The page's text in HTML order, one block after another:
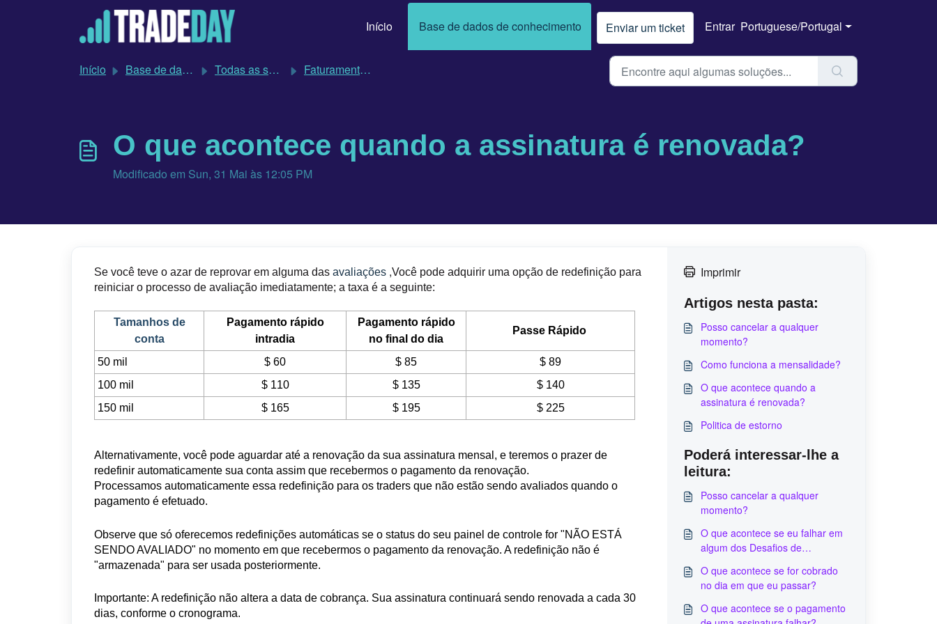
Avançar para o conteúdo principal
Início
Base de dados de conhecimento Enviar um ticket Entrar Portuguese/Portugal
Início Base de dados de conhecimento Todas as suas perguntas do TradeDay respondidas Faturamento e adesão
O que acontece quando a assinatura é renovada?
Modificado em Sun, 31 Mai às 12:05 PM
Se você teve o azar de reprovar em alguma das avaliações ,Você pode adquirir uma opção de redefinição para
reiniciar o processo de avaliação imediatamente; a taxa é a seguinte:
Tamanhos de
conta
Pagamento rápido
intradia
Pagamento rápido
no final do dia
Passe Rápido
50 mil $ 60 $ 85
$ 89
100 mil
$ 110 $ 135
$ 140
150 mil
$ 165 $ 195 $ 225
Alternativamente, você pode aguardar até a renovação da sua assinatura mensal, e teremos o prazer de
redefinir automaticamente sua conta assim que recebermos o pagamento da renovação.
Processamos automaticamente essa redefinição para os traders que não estão sendo avaliados quando o
pagamento é efetuado.
Observe que só oferecemos redefinições automáticas se o status do seu painel de controle for "NÃO ESTÁ
SENDO AVALIADO" no momento em que recebermos o pagamento da renovação. A redefinição não é
"armazenada" para ser usada posteriormente.
Importante: A redefinição não altera a data de cobrança. Sua assinatura continuará sendo renovada a cada 30
dias, conforme o cronograma.
Imprimir
Artigos nesta pasta:
Posso cancelar a qualquer
momento?
Como funciona a mensalidade?
O que acontece quando a
assinatura é renovada?
Politica de estorno
Poderá interessar-lhe a
leitura:
Posso cancelar a qualquer
momento?
O que acontece se eu falhar em
algum dos Desafios de
O que acontece se for cobrado
no dia em que eu passar?
O que acontece se o pagamento